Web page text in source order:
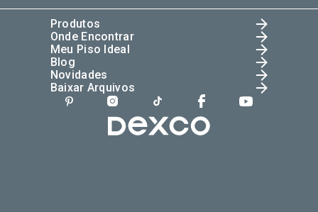
Produtos
Onde Encontrar
Meu Piso Ideal
Blog
Novidades
Baixar Arquivos